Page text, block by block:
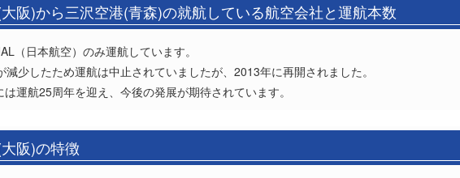
阪)から三沢空港(青森)の就航している航空会社と運航本数
（日本航空）のみ運航しています。
減少したため運航は中止されていましたが、2013年に再開されました。
運航25周年を迎え、今後の発展が期待されています。
阪)の特徴